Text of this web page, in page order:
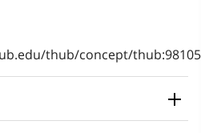
thub/concept/